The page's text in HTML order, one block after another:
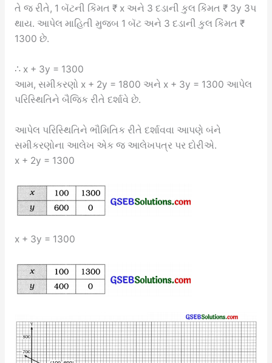
તે જ રીતે, 1 બૅટની કિંમત ₹ x અને 3 દડાની કુલ કિંમત ₹ 3y 3પ
થાય. આપેલ માહિતી મુજબ 1 બૅટ અને 3 દડાની કુલ કિંમત ₹
1300 છે.
∴ x + 3y = 1300
આમ, સમીકરણો x + 2y = 1800 અને x + 3y = 1300 આપેલ
પરિસ્થિતિને બૈજિક રીતે દર્શાવે છે.
આપેલ પરિસ્થિતિને ભૌમિતિક રીતે દર્શાવવા આપણે બંને
સમીકરણોના આલેખ એક જ આલેખપત્ર પર દોરીએ.
x + 2y = 1300
x + 3y = 1300